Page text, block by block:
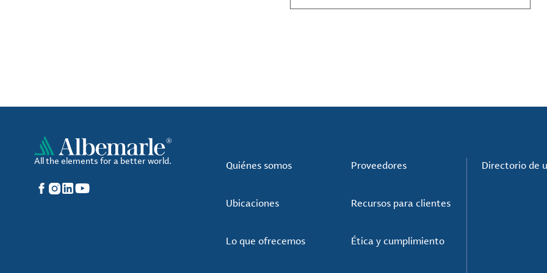
compuestos de materiales y mucho más.
All the elements for a better world.
Facebook
Instagram
LinkedIn
YouTube
Quiénes somos
Ubicaciones
Lo que ofrecemos
Proveedores
Recursos para clientes
Ética y cumplimiento
Directorio de